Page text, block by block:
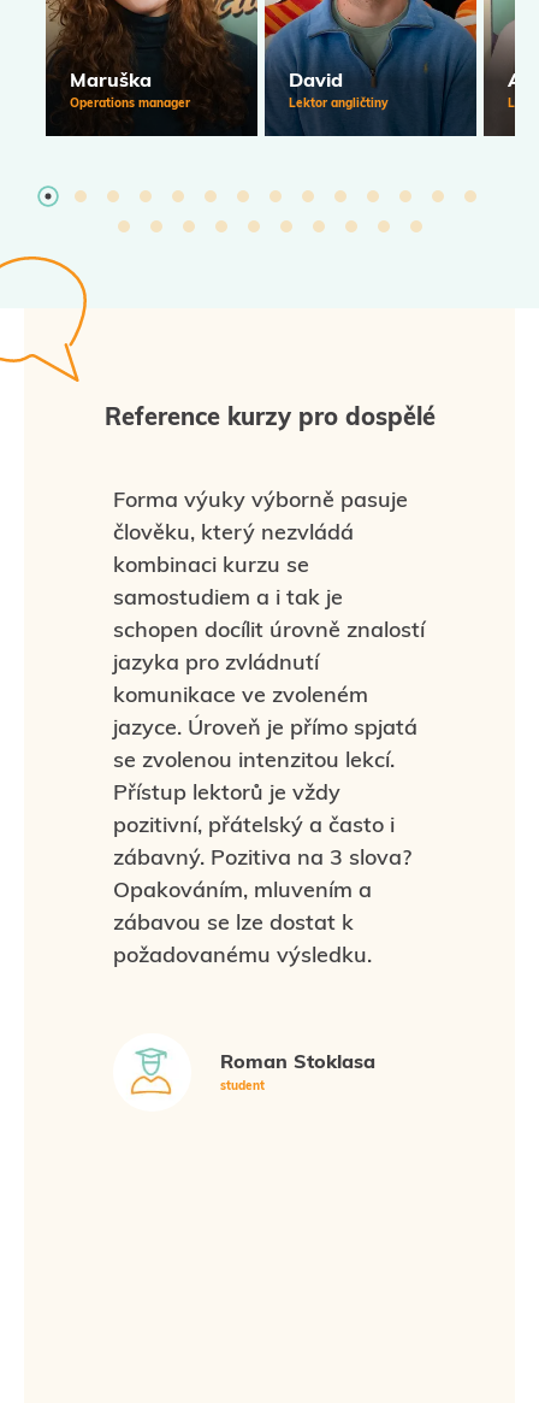
Maruška
Operations manager
David
Lektor angličtiny
Reference kurzy pro dospělé
Forma výuky výborně pasuje
člověku, který nezvládá
kombinaci kurzu se
samostudiem a i tak je
schopen docílit úrovně znalostí
jazyka pro zvládnutí
komunikace ve zvoleném
jazyce. Úroveň je přímo spjatá
se zvolenou intenzitou lekcí.
Přístup lektorů je vždy
pozitivní, přátelský a často i
zábavný. Pozitiva na 3 slova?
Opakováním, mluvením a
zábavou se lze dostat k
požadovanému výsledku.
Roman Stoklasa
student